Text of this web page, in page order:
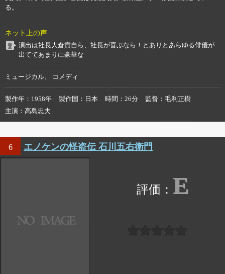
る。
ネット上の声
演出は社長大倉貢自ら、社長が喜ぶなら！とありとあらゆる俳優が
出ててあまりに豪華な
ミュージカル、 コメディ
製作年 1958年 製作国 日本 時間 26分 監督
毛利正樹
主演
高島忠夫
6 エノケンの怪盗伝 石川五右衛門
E